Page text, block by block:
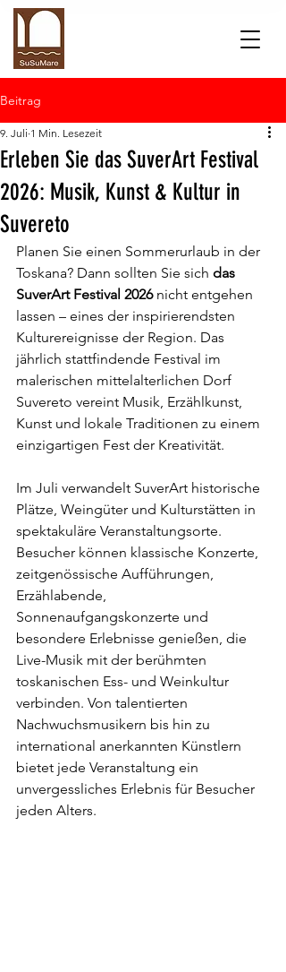
Beitrag
Erleben Sie das SuverArt Festival
2026: Musik, Kunst & Kultur in
Suvereto
9. Juli 1 Min. Lesezeit
Planen Sie einen Sommerurlaub in der
Toskana? Dann sollten Sie sich das
SuverArt Festival 2026 nicht entgehen
lassen – eines der inspirierendsten
Kulturereignisse der Region. Das
jährlich stattfindende Festival im
malerischen mittelalterlichen Dorf
Suvereto vereint Musik, Erzählkunst,
Kunst und lokale Traditionen zu einem
einzigartigen Fest der Kreativität.
Im Juli verwandelt SuverArt historische
Plätze, Weingüter und Kulturstätten in
spektakuläre Veranstaltungsorte.
Besucher können klassische Konzerte,
zeitgenössische Aufführungen,
Erzählabende,
Sonnenaufgangskonzerte und
besondere Erlebnisse genießen, die
Live-Musik mit der berühmten
toskanischen Ess- und Weinkultur
verbinden. Von talentierten
Nachwuchsmusikern bis hin zu
international anerkannten Künstlern
bietet jede Veranstaltung ein
unvergessliches Erlebnis für Besucher
jeden Alters.